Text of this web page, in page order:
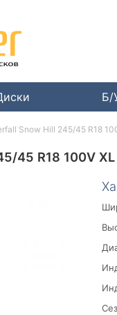
Б/
45 R18 100V XL
Snow Hill 245/45 R18